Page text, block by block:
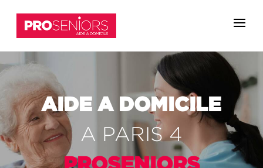
AIDE A DOMICILE
A PARIS 4
PROSENIORS